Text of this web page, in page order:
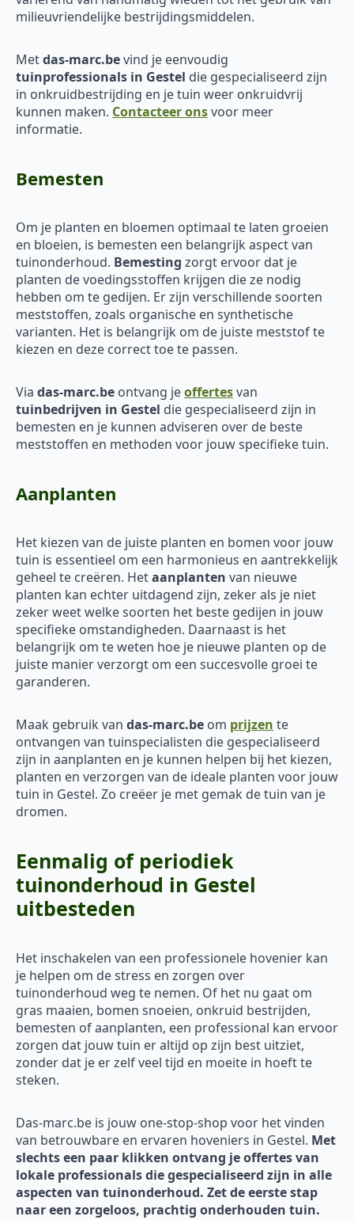
milieuvriendelijke bestrijdingsmiddelen.
Metdas-marc.bevind je eenvoudig
tuinprofessionals in Gestel die gespecialiseerd zijn
in onkruidbestrijding en je tuin weer onkruidvrij
kunnen maken. Contacteer onsvoor meer
informatie.
Bemesten
Om je planten en bloemen optimaal te laten groeien
en bloeien, is bemesten een belangrijk aspect van
tuinonderhoud. Bemesting zorgt ervoor dat je
planten de voedingsstoffen krijgen die ze nodig
hebben om te gedijen. Er zijn verschillende soorten
meststoffen, zoals organische en synthetische
varianten. Het is belangrijk om de juiste meststof te
kiezen en deze correct toe te passen.
Via das-marc.be ontvang jeoffertesvan
tuinbedrijven in Gestel die gespecialiseerd zijn in
bemesten en je kunnen adviseren over de beste
meststoffen en methoden voor jouw specifieke tuin.
Aanplanten
Het kiezen van de juiste planten en bomen voor jouw
tuin is essentieel om een harmonieus en aantrekkelijk
geheel te creëren. Hetaanplanten van nieuwe
planten kan echter uitdagend zijn, zeker als je niet
zeker weet welke soorten het beste gedijen in jouw
specifieke omstandigheden. Daarnaast is het
belangrijk om te weten hoe je nieuwe planten op de
juiste manier verzorgt om een succesvolle groei te
garanderen.
Maak gebruik van das-marc.be om prijzen te
ontvangen van tuinspecialisten die gespecialiseerd
zijn in aanplanten en je kunnen helpen bij het kiezen,
planten en verzorgen van de ideale planten voor jouw
tuin in Gestel. Zo creëer je met gemak de tuin van je
dromen.
Eenmalig of periodiek
tuinonderhoud in Gestel
uitbesteden
Het inschakelen van een professionele hovenier kan
je helpen om de stress en zorgen over
tuinonderhoud weg te nemen. Of het nu gaat om
gras maaien, bomen snoeien, onkruid bestrijden,
bemesten of aanplanten, een professional kan ervoor
zorgen dat jouw tuin er altijd op zijn best uitziet,
zonder dat je er zelf veel tijd en moeite in hoeft te
steken.
Das-marc.be is jouw one-stop-shop voor het vinden
van betrouwbare en ervaren hoveniers in Gestel. Met
slechts een paar klikken ontvang je offertes van
lokale professionals die gespecialiseerd zijn in alle
aspecten van tuinonderhoud. Zet de eerste stap
naar een zorgeloos, prachtig onderhouden tuin.